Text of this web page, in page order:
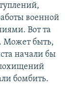
военной
Вот та
Может быть,
начали бы
бомбить.